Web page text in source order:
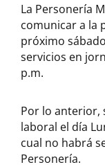
La Personería
comunicar a la
próximo
servicios en
p.m.
Por lo anterior,
laboral el día
cual no habrá
Personería.